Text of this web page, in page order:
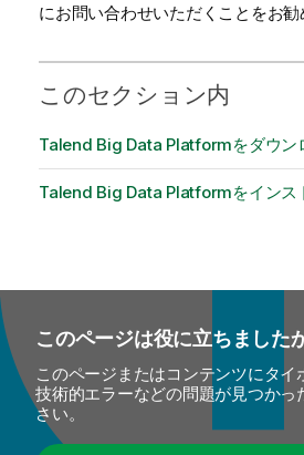
にお問い合わせいただくことをお勧
このセクション内
Talend Big Data Platformをダウン
Talend Big Data Platformをインス
このページは役に立ちました
このページまたはコンテンツにタイ
技術的エラーなどの問題が見つかっ
さい。